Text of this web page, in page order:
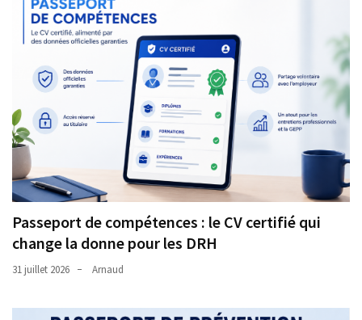
Passeport de compétences : le CV certifié qui
change la donne pour les DRH
31 juillet 2026 Arnaud